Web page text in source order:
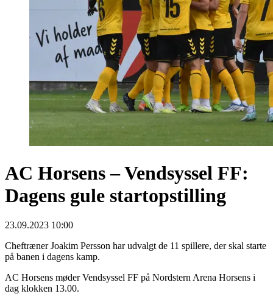
AC Horsens – Vendsyssel FF:
Dagens gule startopstilling
23.09.2023 10:00
Cheftræner Joakim Persson har udvalgt de 11 spillere, der skal starte
på banen i dagens kamp.
AC Horsens møder Vendsyssel FF på Nordstern Arena Horsens i
dag klokken 13.00.